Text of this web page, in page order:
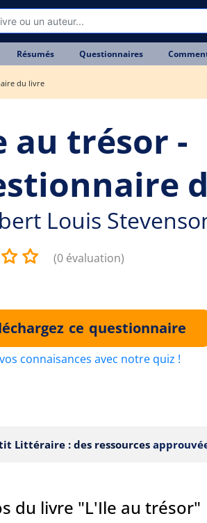
Résumés Questionnaires
du livre
au trésor -
Louis
(0 évaluation)
ce questionnaire
connaisances avec notre quiz !
Littéraire : des ressources
du livre "L'Ile au trésor"